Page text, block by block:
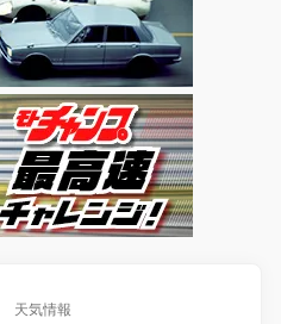
天気情報